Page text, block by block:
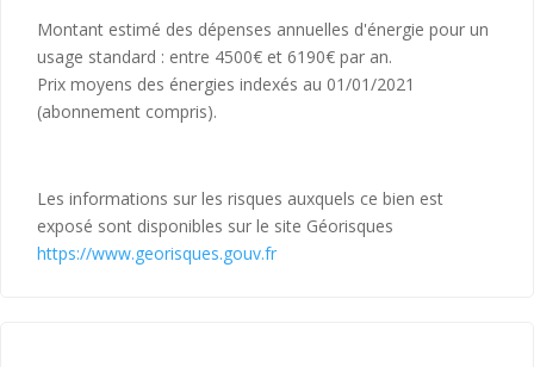
Montant estimé des dépenses annuelles d'énergie pour un
usage standard : entre 4500€ et 6190€ par an.
Prix moyens des énergies indexés au 01/01/2021
(abonnement compris).
Les informations sur les risques auxquels ce bien est
exposé sont disponibles sur le site Géorisques
https://www.georisques.gouv.fr